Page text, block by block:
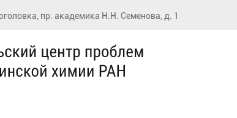
пр. академика Н.Н. Семенова, д. 1